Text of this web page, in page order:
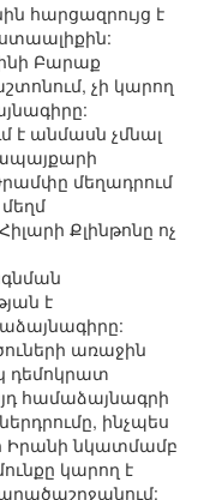
հարցազրույց է
Բարաք
չի կարող
է անմասն չմնալ
մեղադրում
Քլինթոնը ոչ
է
առաջին
դեմոկրատ
համաձայնագրի
ինչպես
Իրանի նկատմամբ
կարող է